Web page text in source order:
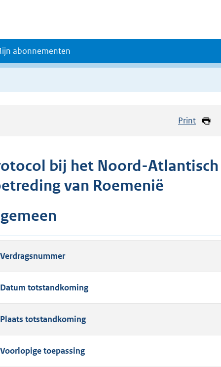
abonnementen
Print
bij het Noord-
van Roemenië
Verdragsnummer
Datum totstandkoming
Plaats totstandkoming
Voorlopige toepassing